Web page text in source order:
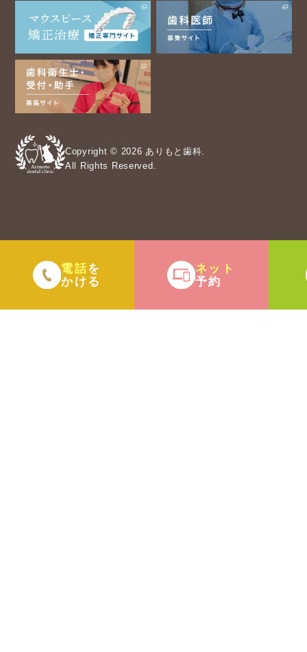
Copyright © 2026 ありもと歯科.
All Rights Reserved.
電話を
かける
ネット
予約